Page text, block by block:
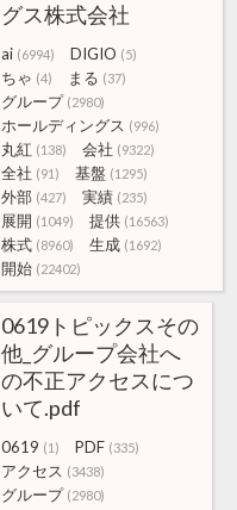
グス株式会社
ai (6994) DIGIO (5)
ちゃ (4) まる (37)
グループ (2980)
ホールディングス (996)
丸紅 (138) 会社 (9322)
全社 (91) 基盤 (1295)
外部 (427) 実績 (235)
展開 (1049) 提供 (16563)
株式 (8960) 生成 (1692)
開始 (22402)
0619トピックスその
他_グループ会社へ
の不正アクセスにつ
いて.pdf
0619 (1) PDF (335)
アクセス (3438)
グループ (2980)